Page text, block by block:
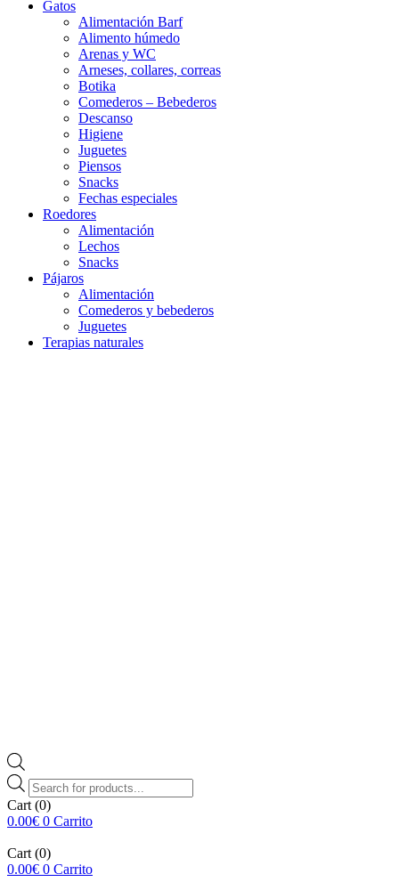
Gatos
Alimentación Barf
Alimento húmedo
Arenas y WC
Arneses, collares, correas
Botika
Comederos – Bebederos
Descanso
Higiene
Juguetes
Piensos
Snacks
Fechas especiales
Roedores
Alimentación
Lechos
Snacks
Pájaros
Alimentación
Comederos y bebederos
Juguetes
Terapias naturales
Búsqueda
de
productos
Cart (0)
0.00€ 0 Carrito
Cart (0)
0.00€ 0 Carrito